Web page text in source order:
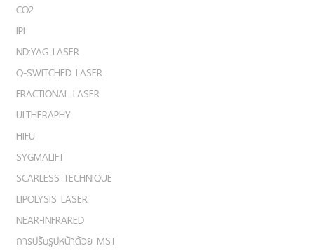
CO2
IPL
ND:YAG LASER
Q-SWITCHED LASER
FRACTIONAL LASER
ULTHERAPHY
HIFU
SYGMALIFT
SCARLESS TECHNIQUE
LIPOLYSIS LASER
NEAR-INFRARED
การปรับรูปหน้าด้วย MST